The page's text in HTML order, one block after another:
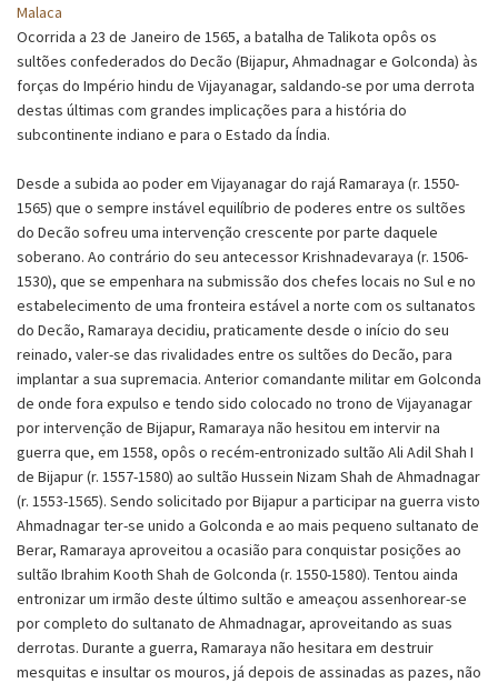
Malaca
Ocorrida a 23 de Janeiro de 1565, a batalha de Talikota opôs os
sultões confederados do Decão (Bijapur, Ahmadnagar e Golconda) às
forças do Império hindu de Vijayanagar, saldando-se por uma derrota
destas últimas com grandes implicações para a história do
subcontinente indiano e para o Estado da Índia.
Desde a subida ao poder em Vijayanagar do rajá Ramaraya (r. 1550-
1565) que o sempre instável equilíbrio de poderes entre os sultões
do Decão sofreu uma intervenção crescente por parte daquele
soberano. Ao contrário do seu antecessor Krishnadevaraya (r. 1506-
1530), que se empenhara na submissão dos chefes locais no Sul e no
estabelecimento de uma fronteira estável a norte com os sultanatos
do Decão, Ramaraya decidiu, praticamente desde o início do seu
reinado, valer-se das rivalidades entre os sultões do Decão, para
implantar a sua supremacia. Anterior comandante militar em Golconda
de onde fora expulso e tendo sido colocado no trono de Vijayanagar
por intervenção de Bijapur, Ramaraya não hesitou em intervir na
guerra que, em 1558, opôs o recém-entronizado sultão Ali Adil Shah I
de Bijapur (r. 1557-1580) ao sultão Hussein Nizam Shah de Ahmadnagar
(r. 1553-1565). Sendo solicitado por Bijapur a participar na guerra visto
Ahmadnagar ter-se unido a Golconda e ao mais pequeno sultanato de
Berar, Ramaraya aproveitou a ocasião para conquistar posições ao
sultão Ibrahim Kooth Shah de Golconda (r. 1550-1580). Tentou ainda
entronizar um irmão deste último sultão e ameaçou assenhorear-se
por completo do sultanato de Ahmadnagar, aproveitando as suas
derrotas. Durante a guerra, Ramaraya não hesitara em destruir
mesquitas e insultar os mouros, já depois de assinadas as pazes, não